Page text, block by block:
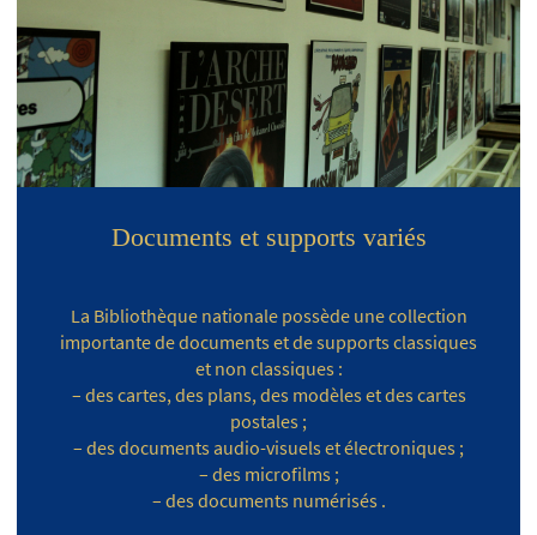
Documents et supports variés
La Bibliothèque nationale possède une collection
importante de documents et de supports classiques
et non classiques :
– des cartes, des plans, des modèles et des cartes
postales ;
– des documents audio-visuels et électroniques ;
– des microfilms ;
– des documents numérisés .